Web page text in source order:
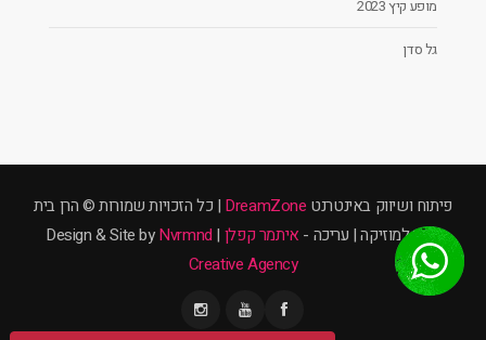
מופע קיץ 2023
גל סדן
פיתוח ושיווק באינטרנט DreamZone | כל הזכויות שמורות © הרן בית
ספר למוזיקה | עריכה - איתמר קפלן | Design & Site by
Nvrmnd
Creative Agency